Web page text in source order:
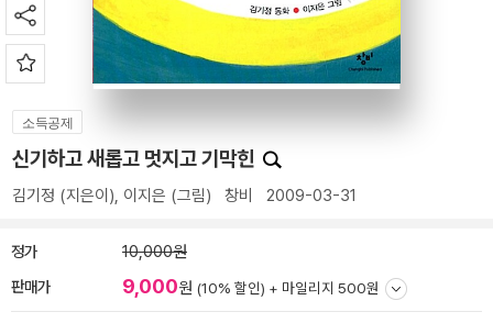
소득공제
신기하고 새롭고 멋지고 기막힌
김기정 (지은이), 이지은 (그림) 창비 2009-03-31
정가 10,000원
판매가 9,000원 (10% 할인) + 마일리지 500원